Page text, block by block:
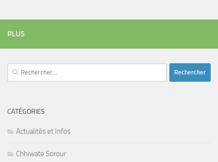
PLUS
Rechercher :
CATÉGORIES
Actualités et Infos
Chhiwate Sorour